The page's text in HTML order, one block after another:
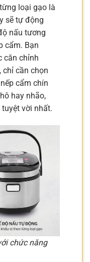
loại gạo là
sẽ tự động
nấu tương
cẩm. Bạn
căn chỉnh
chỉ cần chọn
cẩm chín
hay nhão,
vời nhất.
chức năng